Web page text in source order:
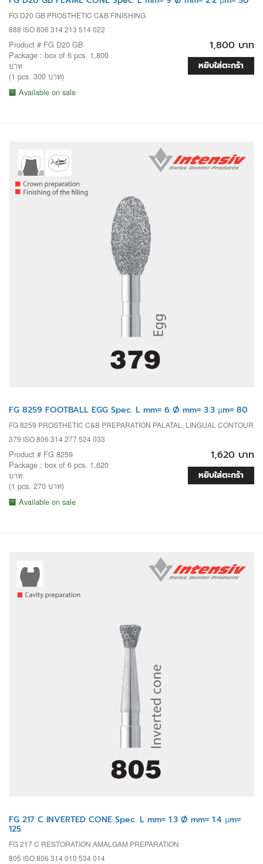
FG D20 GB PROSTHETIC C&B FINISHING
888 ISO 806 314 213 514 022
Product # FG D20 GB
Package : box of 6 pcs. 1,800
บาท
(1 pcs. 300 บาท)
Available on sale
1,800 บาท
หยิบใส่ตะกร้า
FG 8259 FOOTBALL EGG Spec. L mm= 6 Ø mm= 3.3 µm= 80
FG 8259 PROSTHETIC C&B PREPARATION PALATAL, LINGUAL CONTOUR
379 ISO 806 314 277 524 033
Product # FG 8259
Package : box of 6 pcs. 1,620
บาท
(1 pcs. 270 บาท)
Available on sale
1,620 บาท
หยิบใส่ตะกร้า
FG 217 C INVERTED CONE Spec. L mm= 1.3 Ø mm= 1.4 µm=
125
FG 217 C RESTORATION AMALGAM PREPARATION
805 ISO 806 314 010 534 014